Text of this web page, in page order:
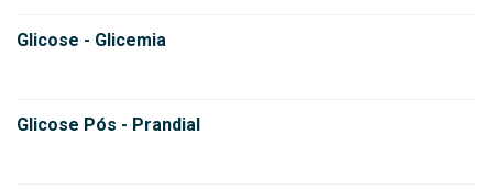
Glicose - Glicemia
Glicose Pós - Prandial